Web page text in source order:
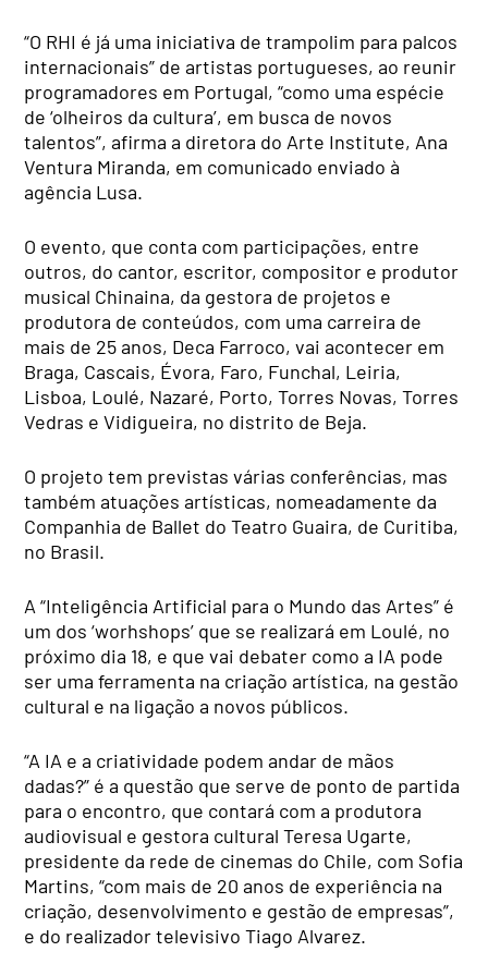
“O RHI é já uma iniciativa de trampolim para palcos
internacionais” de artistas portugueses, ao reunir
programadores em Portugal, “como uma espécie
de ‘olheiros da cultura’, em busca de novos
talentos”, afirma a diretora do Arte Institute, Ana
Ventura Miranda, em comunicado enviado à
agência Lusa.
O evento, que conta com participações, entre
outros, do cantor, escritor, compositor e produtor
musical Chinaina, da gestora de projetos e
produtora de conteúdos, com uma carreira de
mais de 25 anos, Deca Farroco, vai acontecer em
Braga, Cascais, Évora, Faro, Funchal, Leiria,
Lisboa, Loulé, Nazaré, Porto, Torres Novas, Torres
Vedras e Vidigueira, no distrito de Beja.
O projeto tem previstas várias conferências, mas
também atuações artísticas, nomeadamente da
Companhia de Ballet do Teatro Guaira, de Curitiba,
no Brasil.
A “Inteligência Artificial para o Mundo das Artes” é
um dos ‘worhshops’ que se realizará em Loulé, no
próximo dia 18, e que vai debater como a IA pode
ser uma ferramenta na criação artística, na gestão
cultural e na ligação a novos públicos.
“A IA e a criatividade podem andar de mãos
dadas?” é a questão que serve de ponto de partida
para o encontro, que contará com a produtora
audiovisual e gestora cultural Teresa Ugarte,
presidente da rede de cinemas do Chile, com Sofia
Martins, “com mais de 20 anos de experiência na
criação, desenvolvimento e gestão de empresas”,
e do realizador televisivo Tiago Alvarez.